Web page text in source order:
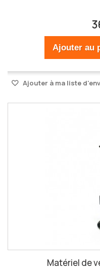
Ajouter au
Ajouter à ma liste
Matériel de